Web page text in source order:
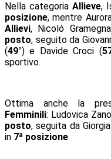
Nella categoriaAllieve,
posizione, mentre
Allievi, Nicoló
posto, seguito da
(49°) e Davide Croci (
sportivo.
Ottima anche la
Femminili: Ludovica
posto, seguita da
in 7ª posizione.